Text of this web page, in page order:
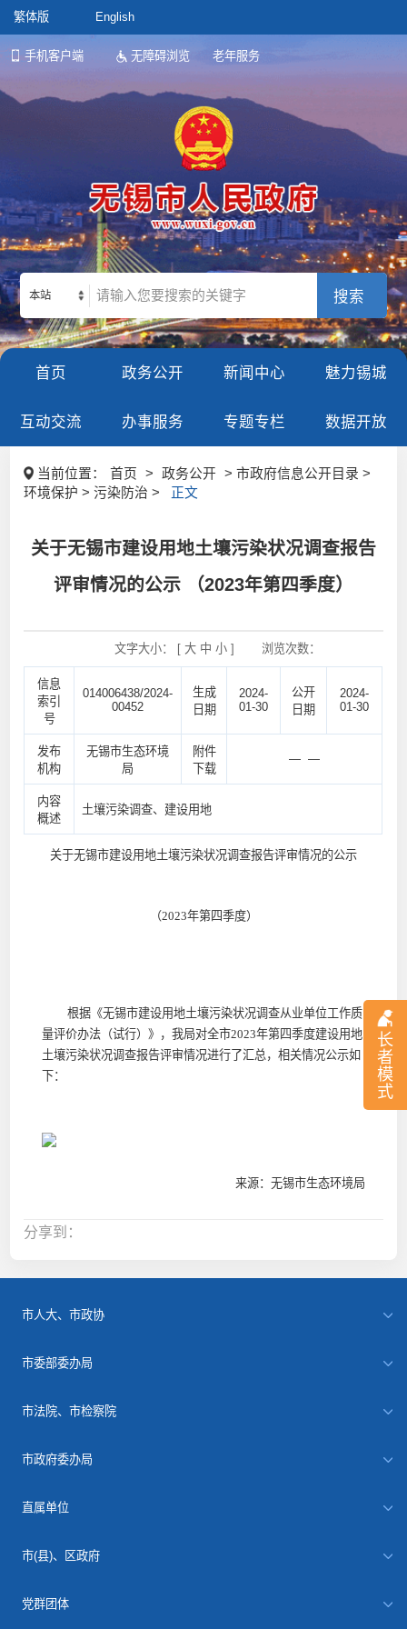
繁体版 English
手机客户端 无障碍浏览 老年服务
长
者
模
式
本站
首页 政务公开 新闻中心 魅力锡城
互动交流 办事服务 专题专栏 数据开放
当前位置： 首页 > 政务公开
> 市政府信息公开目录 >
环境保护 > 污染防治 >
正文
关于无锡市建设用地土壤污染状况调查报告
评审情况的公示 （2023年第四季度）
文字大小： [ 大 中 小] 浏览次数：
信息
索引
号
014006438/2024-
00452
生成
日期
2024-
01-30
公开
日期
2024-
01-30
发布
机构
无锡市生态环境
局
附件
下载
— —
内容
概述
土壤污染调查、建设用地
关于无锡市建设用地土壤污染状况调查报告评审情况的公示
（2023年第四季度）
根据《无锡市建设用地土壤污染状况调查从业单位工作质
量评价办法（试行）》，我局对全市2023年第四季度建设用地
土壤污染状况调查报告评审情况进行了汇总，相关情况公示如
下：
来源：无锡市生态环境局
分享到：
市人大、市政协
市委部委办局
市法院、市检察院
市政府委办局
直属单位
市(县)、区政府
党群团体